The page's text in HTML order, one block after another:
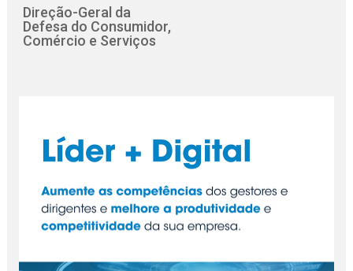
Direção-Geral da
Defesa do Consumidor,
Comércio e Serviços